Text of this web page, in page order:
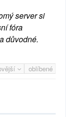
server si
fóra
důvodné.
oblíbené